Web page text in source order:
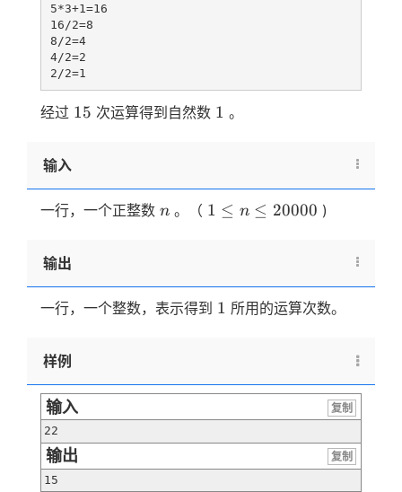
5*3+1=16
16/2=8
8/2=4
4/2=2
经过 15
15 次运算得到自然数 1
1 。
输入
一行，一个正整数 n
n 。（ 1 \le
1 ≤ n ≤ 20000 )
输出
一行，一个整数，表示得到 1
1 所用的运算次数。
样例
输入
复制
22
输出
复制
15